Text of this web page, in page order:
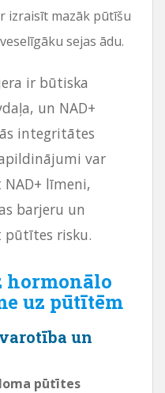
izraisīt mazāk pūtīšu
sejas ādu.
ir būtiska
un NAD+
integritātes
var
līmeni,
barjeru un
pūtītes risku.
hormonālo
uz pūtītēm
un
pūtītes